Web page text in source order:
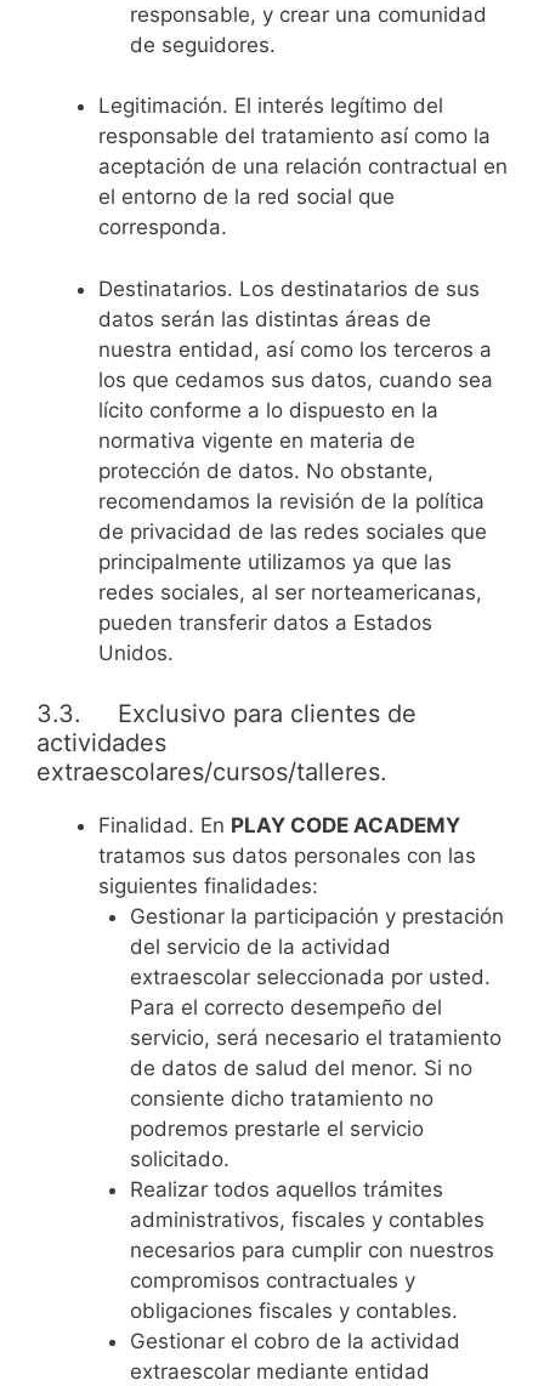
responsable, y crear una comunidad
de seguidores.
Legitimación. El interés legítimo del
responsable del tratamiento así como la
aceptación de una relación contractual en
el entorno de la red social que
corresponda.
Destinatarios. Los destinatarios de sus
datos serán las distintas áreas de
nuestra entidad, así como los terceros a
los que cedamos sus datos, cuando sea
lícito conforme a lo dispuesto en la
normativa vigente en materia de
protección de datos. No obstante,
recomendamos la revisión de la política
de privacidad de las redes sociales que
principalmente utilizamos ya que las
redes sociales, al ser norteamericanas,
pueden transferir datos a Estados
Unidos.
3.3. Exclusivo para clientes de
actividades
extraescolares/cursos/talleres.
Finalidad. En PLAY CODE ACADEMY
tratamos sus datos personales con las
siguientes finalidades:
Gestionar la participación y prestación
del servicio de la actividad
extraescolar seleccionada por usted.
Para el correcto desempeño del
servicio, será necesario el tratamiento
de datos de salud del menor. Si no
consiente dicho tratamiento no
podremos prestarle el servicio
solicitado.
Realizar todos aquellos trámites
administrativos, fiscales y contables
necesarios para cumplir con nuestros
compromisos contractuales y
obligaciones fiscales y contables.
Gestionar el cobro de la actividad
extraescolar mediante entidad